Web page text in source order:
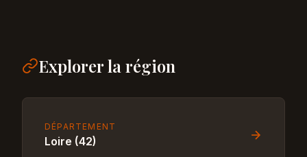
Explorer la région
DÉPARTEMENT
Loire (42)